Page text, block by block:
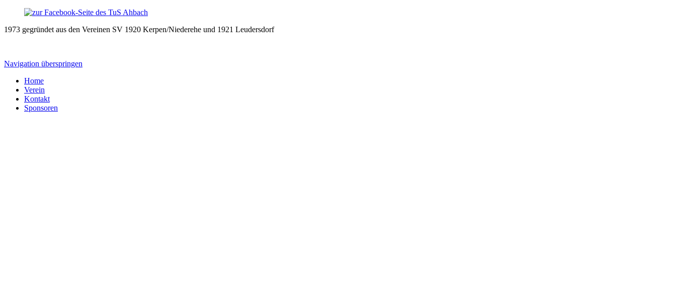
1973 gegründet aus den Vereinen SV 1920 Kerpen/Niederehe und 1921 Leudersdorf
Navigation überspringen
Home
Verein
Kontakt
Sponsoren